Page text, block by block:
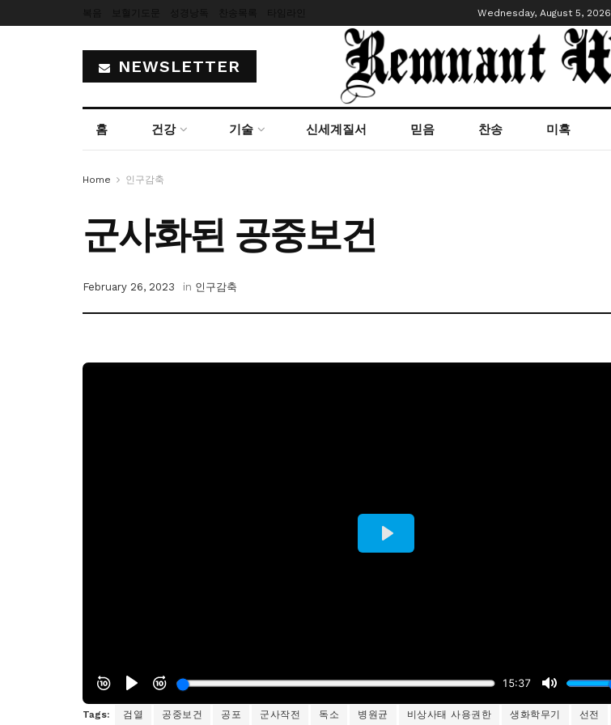
Wednesday, August 5, 2026
NEWSLETTER
홈 건강 기술 신세계질서 믿음 찬송 미혹
Home 인구감축
군사화된 공중보건
February 26, 2023 in 인구감축
Tags: 검열 공중보건 공포 군사작전 독소 병원균 비상사태 사용권한 생화학무기 선전